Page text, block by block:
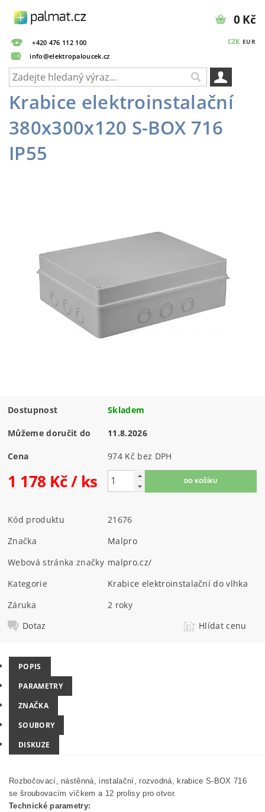
+420 476 112 100
info@elektropaloucek.cz
CZK EUR
0 Kč
Krabice elektroinstalační
380x300x120 S-BOX 716
IP55
Dostupnost Skladem
Můžeme doručit do 11.8.2026
Cena 974 Kč bez DPH
1 178 Kč/ ks
Kód produktu
21676
Značka
Malpro
Webová stránka značky malpro.cz/
Kategorie
Krabice elektroinstalační do vlhka
Záruka
2 roky
Dotaz
Hlídat cenu
POPIS
PARAMETRY
ZNAČKA
SOUBORY
DISKUZE
Rozbočovací, nástěnná, instalační, rozvodná, krabice S-BOX 716
se šroubovacím víčkem a 12 prolisy pro otvor.
Technické parametry: